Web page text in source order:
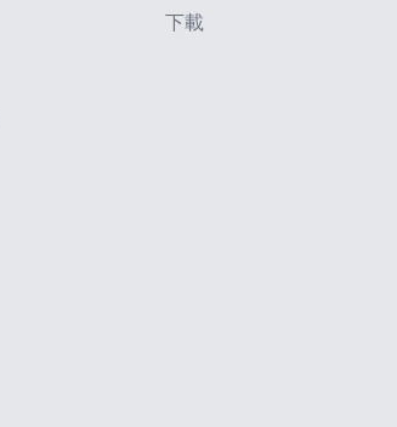
下載